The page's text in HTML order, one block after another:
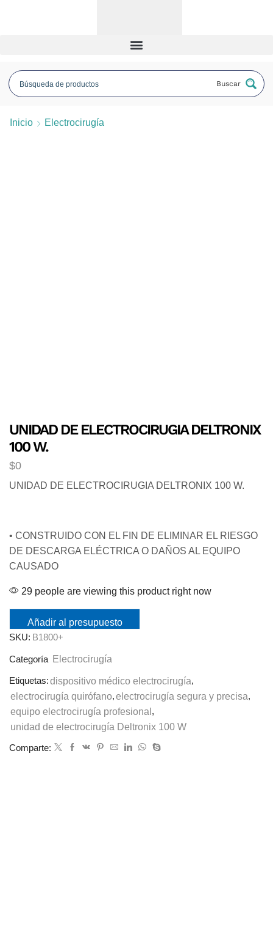
Buscar
Inicio Electrocirugía
UNIDAD DE ELECTROCIRUGIA DELTRONIX
100 W.
$0
UNIDAD DE ELECTROCIRUGIA DELTRONIX 100 W.
• CONSTRUIDO CON EL FIN DE ELIMINAR EL RIESGO
DE DESCARGA ELÉCTRICA O DAÑOS AL EQUIPO
CAUSADO
29 people are viewing this product right now
Añadir al presupuesto
SKU: B1800+
Categoría Electrocirugía
Etiquetas:dispositivo médico electrocirugía,
electrocirugía quirófano,electrocirugía segura y precisa,
equipo electrocirugía profesional ,
unidad de electrocirugía Deltronix 100 W
Comparte: